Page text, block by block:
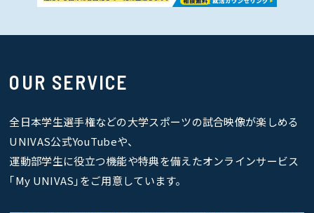
OUR SERVICE
全日本学生選手権などの大学スポーツの試合映像が楽しめる
UNIVAS公式YouTubeや、
運動部学生に役立つ機能や特典を備えたオンラインサービス
｢My UNIVAS｣をご用意しています。